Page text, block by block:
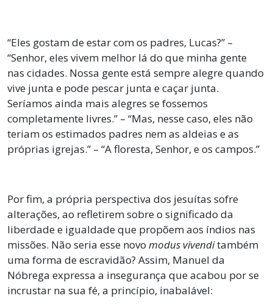
“Eles gostam de estar com os padres, Lucas?” –
“Senhor, eles vivem melhor lá do que minha gente
nas cidades. Nossa gente está sempre alegre quando
vive junta e pode pescar junta e caçar junta.
Seríamos ainda mais alegres se fossemos
completamente livres.” – “Mas, nesse caso, eles não
teriam os estimados padres nem as aldeias e as
próprias igrejas.” – “A floresta, Senhor, e os campos.”
Por fim, a própria perspectiva dos jesuítas sofre
alterações, ao refletirem sobre o significado da
liberdade e igualdade que propõem aos índios nas
missões. Não seria esse novo modus vivenditambém
uma forma de escravidão? Assim, Manuel da
Nóbrega expressa a insegurança que acabou por se
incrustar na sua fé, a princípio, inabalável: